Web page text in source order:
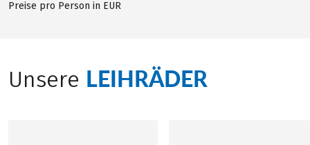
Preise pro Person in EUR
Unsere LEIHRÄDER